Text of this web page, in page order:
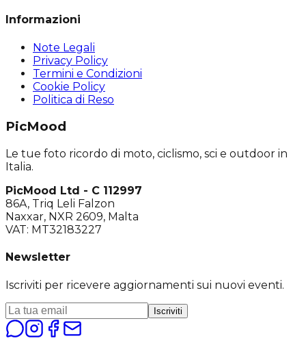
Informazioni
Note Legali
Privacy Policy
Termini e Condizioni
Cookie Policy
Politica di Reso
PicMood
Le tue foto ricordo di moto, ciclismo, sci e outdoor in
Italia.
PicMood Ltd - C 112997
86A, Triq Leli Falzon
Naxxar, NXR 2609, Malta
VAT: MT32183227
Newsletter
Iscriviti per ricevere aggiornamenti sui nuovi eventi.
Iscriviti